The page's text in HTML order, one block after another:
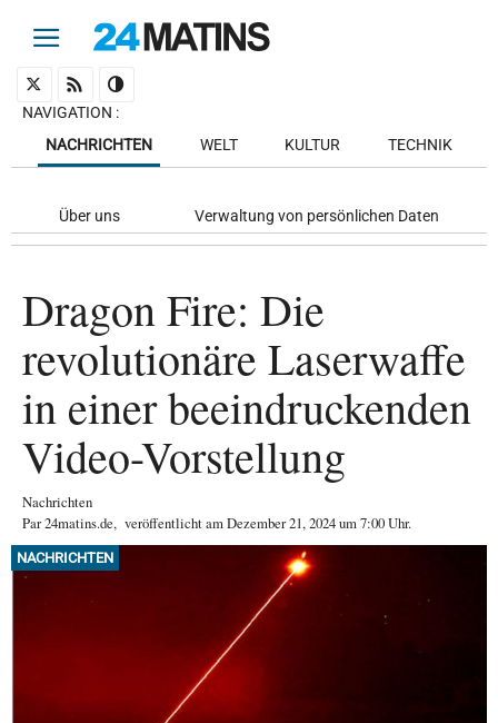
NAVIGATION :
NACHRICHTEN
WELT KULTUR TECHNIK
Über uns Verwaltung von persönlichen Daten
Dragon Fire: Die
revolutionäre Laserwaffe
in einer beeindruckenden
Video-Vorstellung
Nachrichten
Par24matins.de, veröffentlicht amDezember 21, 2024um 7:00 Uhr.
NACHRICHTEN